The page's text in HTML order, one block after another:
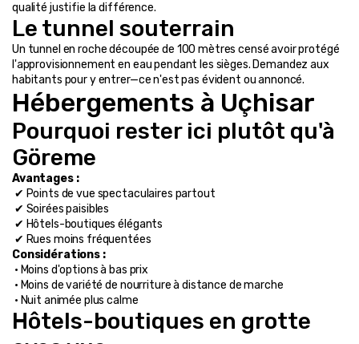
qualité justifie la différence.
Le tunnel souterrain
Un tunnel en roche découpée de 100 mètres censé avoir protégé
l'approvisionnement en eau pendant les sièges. Demandez aux
habitants pour y entrer—ce n'est pas évident ou annoncé.
Hébergements à Uçhisar
Pourquoi rester ici plutôt qu'à
Göreme
Avantages :
✔ Points de vue spectaculaires partout
✔ Soirées paisibles
✔ Hôtels-boutiques élégants
✔ Rues moins fréquentées
Considérations :
• Moins d'options à bas prix
• Moins de variété de nourriture à distance de marche
• Nuit animée plus calme
Hôtels-boutiques en grotte